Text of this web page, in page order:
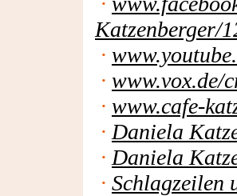
Katzenberger/
·
· www.vox.de/
· www.cafe-
· Daniela
· Daniela
· Schlagzeilen